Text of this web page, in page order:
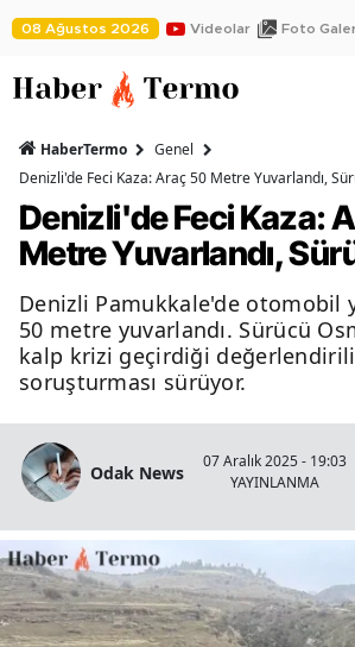
08 Ağustos 2026 Videolar Foto
HaberTermo
Genel
Denizli'de Feci Kaza: Araç 50 Metre Yuvarlandı,
Denizli'de Feci Kaza:
Metre Yuvarlandı,
Denizli Pamukkale'de otomobil
50 metre yuvarlandı. Sürücü
kalp krizi geçirdiği
soruşturması sürüyor.
Odak News
07 Aralık 2025 - 19:03
YAYINLANMA